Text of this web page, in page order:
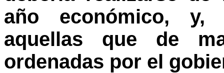
año económico, y,
aquellas que de
ordenadas por el